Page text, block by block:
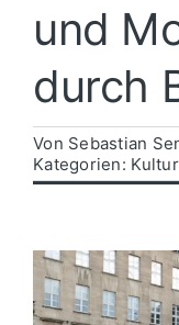
Politik
Wirtschaft
und
durch
Von Sebastian
Kategorien: Kultur